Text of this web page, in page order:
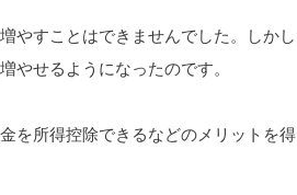
やすことはできませんでした。しかし
せるようになったのです。
を所得控除できるなどのメリットを得